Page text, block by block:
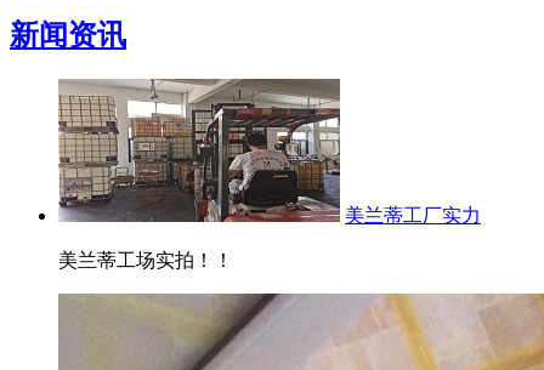
新闻资讯
美兰蒂工厂实力
美兰蒂工场实拍！！